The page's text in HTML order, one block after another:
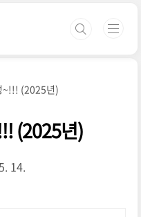
~!!! (2025년)
(2025년)
14.